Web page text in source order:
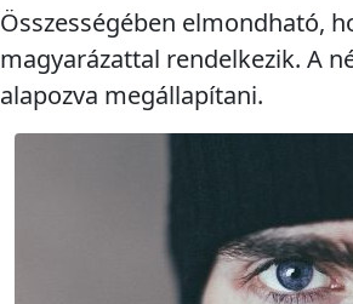
Összességében elmondható,
magyarázattal rendelkezik. A
alapozva megállapítani.